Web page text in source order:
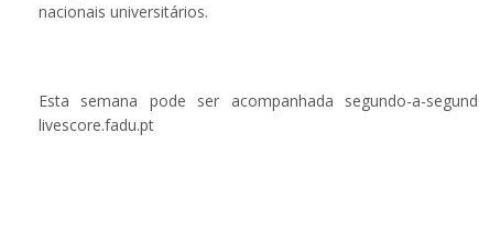
nacionais universitários.
Esta semana pode ser acompanhada segundo-a-
livescore.fadu.pt